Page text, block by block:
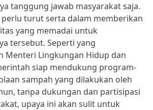
tanggung jawab masyarakat saja.
turut serta dalam memberikan
yang memadai untuk
tersebut. Seperti yang
Menteri Lingkungan Hidup dan
siap mendukung program-
sampah yang dilakukan oleh
tanpa dukungan dan partisipasi
upaya ini akan sulit untuk